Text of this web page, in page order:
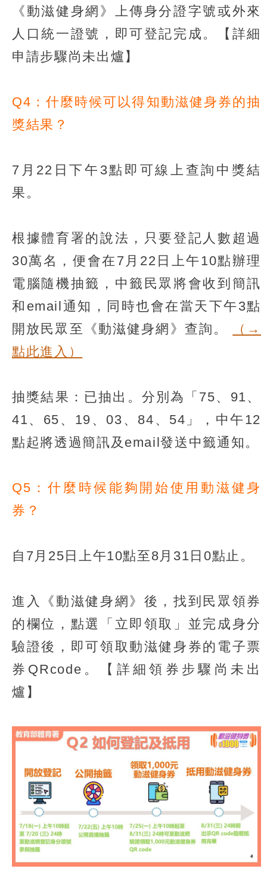
《動滋健身網》上傳身分證字號或外來
人口統一證號，即可登記完成。【詳細
申請步驟尚未出爐】
Q4：什麼時候可以得知動滋健身券的抽
獎結果？
7月22日下午3點即可線上查詢中獎結
果。
根據體育署的說法，只要登記人數超過
30萬名，便會在7月22日上午10點辦理
電腦隨機抽籤，中籤民眾將會收到簡訊
和email通知，同時也會在當天下午3點
開放民眾至《動滋健身網》查詢。
（→
點此進入）
抽獎結果：已抽出。分別為「75、91、
41、65、19、03、84、54」，中午12
點起將透過簡訊及email發送中籤通知。
Q5：什麼時候能夠開始使用動滋健身
券？
自7月25日上午10點至8月31日0點止。
進入《動滋健身網》後，找到民眾領券
的欄位，點選「立即領取」並完成身分
驗證後，即可領取動滋健身券的電子票
券QRcode。【詳細領券步驟尚未出
爐】